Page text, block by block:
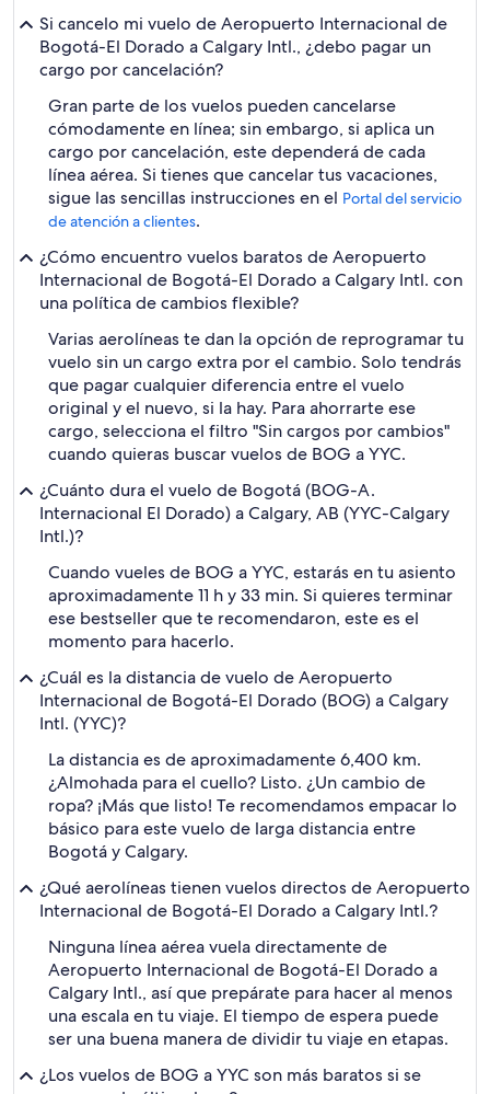
Si cancelo mi vuelo de Aeropuerto Internacional de
Bogotá-El Dorado a Calgary Intl., ¿debo pagar un
cargo por cancelación?
Gran parte de los vuelos pueden cancelarse
cómodamente en línea; sin embargo, si aplica un
cargo por cancelación, este dependerá de cada
línea aérea. Si tienes que cancelar tus vacaciones,
sigue las sencillas instrucciones en el Portal del servicio
de atención a clientes.
¿Cómo encuentro vuelos baratos de Aeropuerto
Internacional de Bogotá-El Dorado a Calgary Intl. con
una política de cambios flexible?
Varias aerolíneas te dan la opción de reprogramar tu
vuelo sin un cargo extra por el cambio. Solo tendrás
que pagar cualquier diferencia entre el vuelo
original y el nuevo, si la hay. Para ahorrarte ese
cargo, selecciona el filtro "Sin cargos por cambios"
cuando quieras buscar vuelos de BOG a YYC.
¿Cuánto dura el vuelo de Bogotá (BOG-A.
Internacional El Dorado) a Calgary, AB (YYC-Calgary
Intl.)?
Cuando vueles de BOG a YYC, estarás en tu asiento
aproximadamente 11 h y 33 min. Si quieres terminar
ese bestseller que te recomendaron, este es el
momento para hacerlo.
¿Cuál es la distancia de vuelo de Aeropuerto
Internacional de Bogotá-El Dorado (BOG) a Calgary
Intl. (YYC)?
La distancia es de aproximadamente 6,400 km.
¿Almohada para el cuello? Listo. ¿Un cambio de
ropa? ¡Más que listo! Te recomendamos empacar lo
básico para este vuelo de larga distancia entre
Bogotá y Calgary.
¿Qué aerolíneas tienen vuelos directos de Aeropuerto
Internacional de Bogotá-El Dorado a Calgary Intl.?
Ninguna línea aérea vuela directamente de
Aeropuerto Internacional de Bogotá-El Dorado a
Calgary Intl., así que prepárate para hacer al menos
una escala en tu viaje. El tiempo de espera puede
ser una buena manera de dividir tu viaje en etapas.
¿Los vuelos de BOG a YYC son más baratos si se